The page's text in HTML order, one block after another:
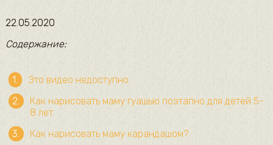
22.05.2020
Содержание:
Это видео недоступно.
Как нарисовать маму гуашью поэтапно для детей 5-
8 лет.
Как нарисовать маму карандашом?